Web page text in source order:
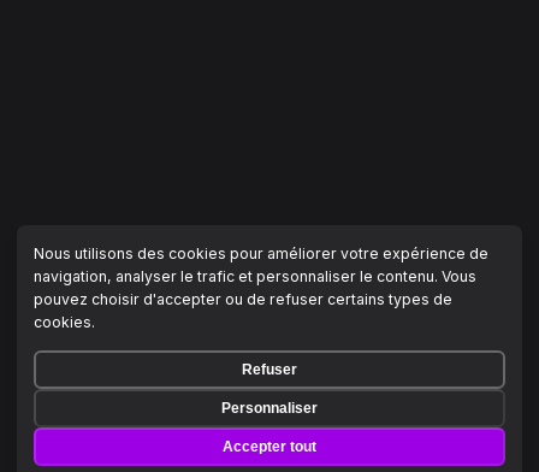
Nous utilisons des cookies pour améliorer votre expérience de
navigation, analyser le trafic et personnaliser le contenu. Vous
pouvez choisir d'accepter ou de refuser certains types de
cookies.
Refuser
Personnaliser
Accepter tout